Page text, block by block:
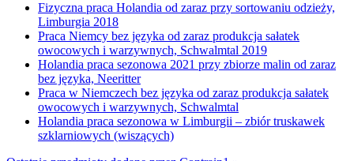
Fizyczna praca Holandia od zaraz przy sortowaniu odzieży,
Limburgia 2018
Praca Niemcy bez języka od zaraz produkcja sałatek
owocowych i warzywnych, Schwalmtal 2019
Holandia praca sezonowa 2021 przy zbiorze malin od zaraz
bez języka, Neeritter
Praca w Niemczech bez języka od zaraz produkcja sałatek
owocowych i warzywnych, Schwalmtal
Holandia praca sezonowa w Limburgii – zbiór truskawek
szklarniowych (wiszących)